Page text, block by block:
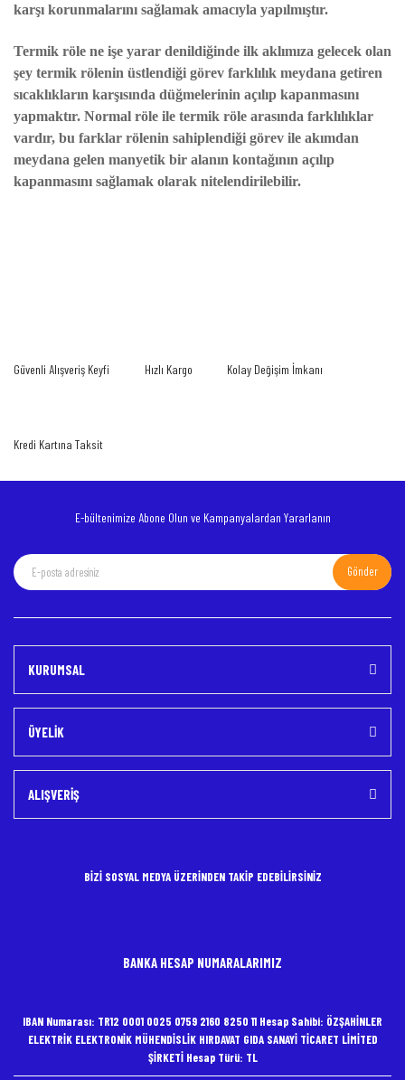
karşı korunmalarını sağlamak amacıyla yapılmıştır.
Termik röle ne işe yarar denildiğinde ilk aklımıza gelecek olan
şey termik rölenin üstlendiği görev farklılık meydana getiren
sıcaklıkların karşısında düğmelerinin açılıp kapanmasını
yapmaktır. Normal röle ile termik röle arasında farklılıklar
vardır, bu farklar rölenin sahiplendiği görev ile akımdan
meydana gelen manyetik bir alanın kontağının açılıp
kapanmasını sağlamak olarak nitelendirilebilir.
Ürün açıklamasında eksik bilgiler bulunuyor.
Güvenli Alışveriş Keyfi Hızlı Kargo Kolay Değişim İmkanı
Kredi Kartına Taksit
E-bültenimize Abone Olun ve Kampanyalardan Yararlanın
Gönder
KURUMSAL
ÜYELİK
ALIŞVERİŞ
BİZİ SOSYAL MEDYA ÜZERİNDEN TAKİP EDEBİLİRSİNİZ
BANKA HESAP NUMARALARIMIZ
IBAN Numarası: TR12 0001 0025 0759 2160 8250 11 Hesap Sahibi: ÖZŞAHİNLER
ELEKTRİK ELEKTRONİK MÜHENDİSLİK HIRDAVAT GIDA SANAYİ TİCARET LİMİTED
ŞİRKETİ Hesap Türü: TL